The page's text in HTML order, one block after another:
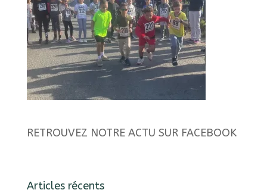
RETROUVEZ NOTRE ACTU SUR FACEBOOK
Articles récents